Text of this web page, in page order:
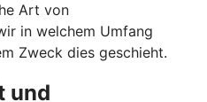
Art von
in welchem Umfang
Zweck dies geschieht.
und